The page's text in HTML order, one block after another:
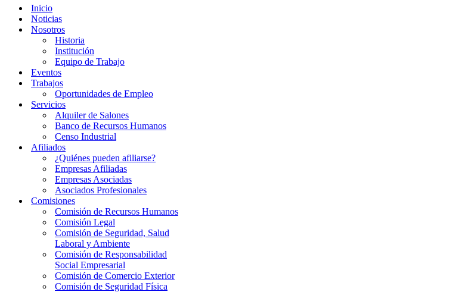
Inicio
Noticias
Nosotros
Historia
Institución
Equipo de Trabajo
Eventos
Trabajos
Oportunidades de Empleo
Servicios
Alquiler de Salones
Banco de Recursos Humanos
Censo Industrial
Afiliados
¿Quiénes pueden afiliarse?
Empresas Afiliadas
Empresas Asociadas
Asociados Profesionales
Comisiones
Comisión de Recursos Humanos
Comisión Legal
Comisión de Seguridad, Salud
Laboral y Ambiente
Comisión de Responsabilidad
Social Empresarial
Comisión de Comercio Exterior
Comisión de Seguridad Física